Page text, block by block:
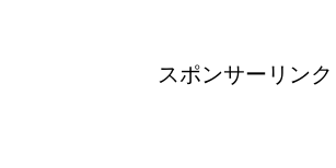
スポンサーリンク